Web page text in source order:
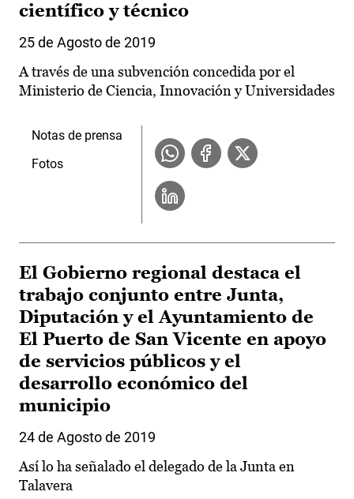
científico y técnico
25 de Agosto de 2019
A través de una subvención concedida por el
Ministerio de Ciencia, Innovación y Universidades
Notas de prensa
Fotos
El Gobierno regional destaca el
trabajo conjunto entre Junta,
Diputación y el Ayuntamiento de
El Puerto de San Vicente en apoyo
de servicios públicos y el
desarrollo económico del
municipio
24 de Agosto de 2019
Así lo ha señalado el delegado de la Junta en
Talavera